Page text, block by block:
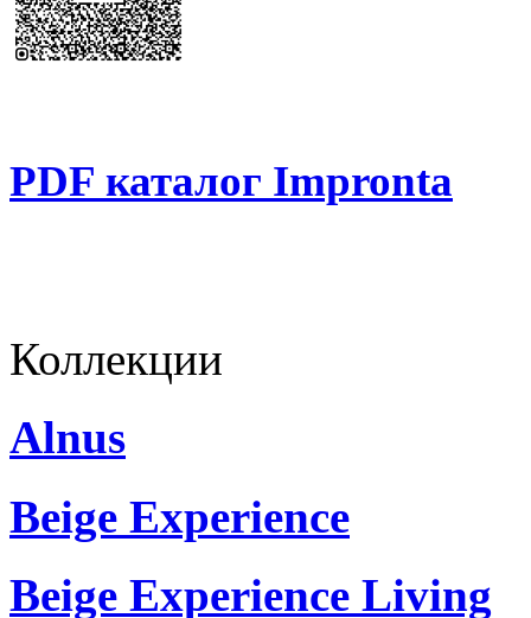
PDF каталог Impronta
Коллекции
Alnus
Beige Experience
Beige Experience Living